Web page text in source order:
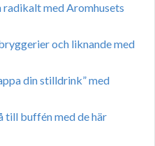
med Aromhusets
och liknande med
din stilldrink” med
till buffén med de här